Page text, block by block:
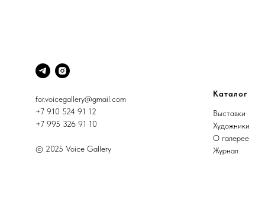
for.voicegallery@gmail.com
+7 910 524 91 12
+7 995 326 91 10
© 2025 Voice Gallery
Каталог
Выставки
Художники
О галерее
Журнал